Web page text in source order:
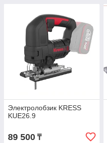
Электролобзик KRESS
KUE26.9
89 500 ₸